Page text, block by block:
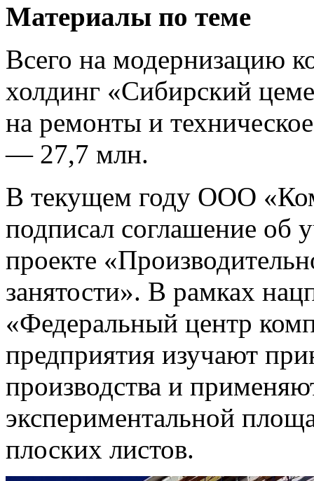
Материалы по теме
Всего на модернизацию
холдинг «Сибирский
на ремонты и
— 27,7 млн.
В текущем году ООО
подписал соглашение об
проекте
занятости». В рамках
«Федеральный центр
предприятия изучают
производства и
экспериментальной
плоских листов.